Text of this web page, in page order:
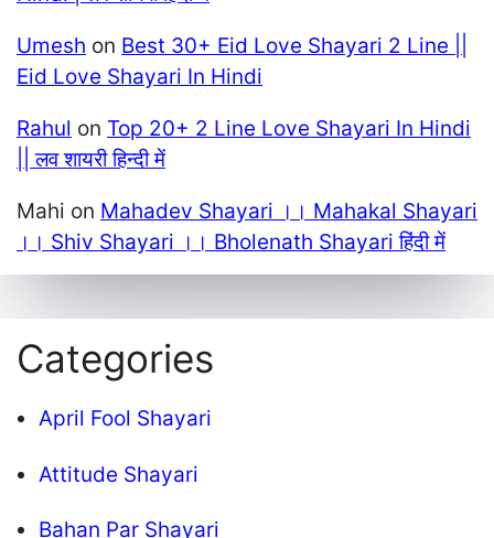
Umesh on Best 30+ Eid Love Shayari 2 Line ||
Eid Love Shayari In Hindi
Rahul on Top 20+ 2 Line Love Shayari In Hindi
|| लव शायरी हिन्दी में
Mahi on Mahadev Shayari ।। Mahakal Shayari
।। Shiv Shayari ।। Bholenath Shayari हिंदी में
Categories
April Fool Shayari
Attitude Shayari
Bahan Par Shayari